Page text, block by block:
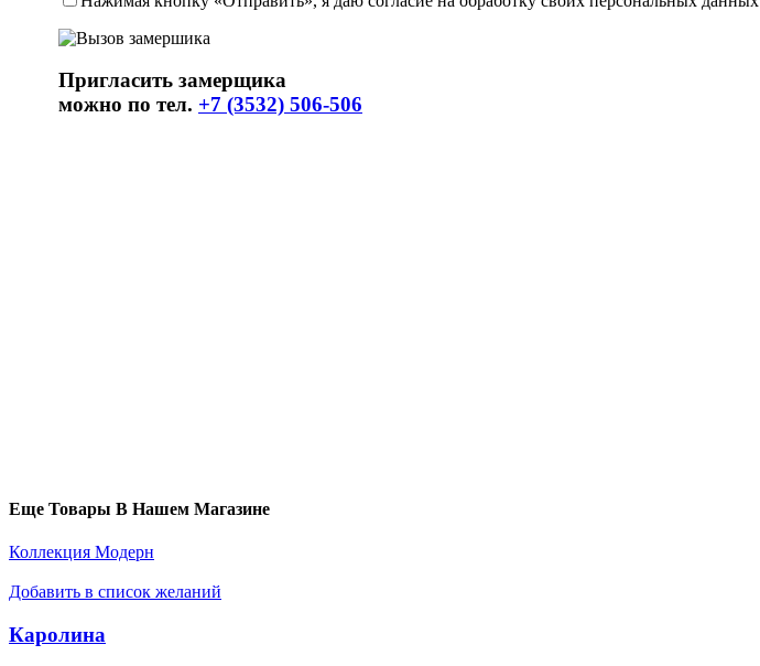
Пригласить замерщика
можно по тел. +7 (3532) 506-506
Еще Товары В Нашем Магазине
Коллекция Модерн
Добавить в список желаний
Каролина